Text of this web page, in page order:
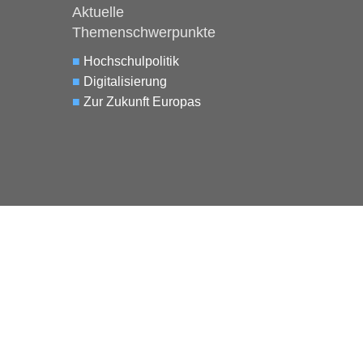
Aktuelle
Themenschwerpunkte
■ Hochschulpolitik
■ Digitalisierung
■ Zur Zukunft Europas